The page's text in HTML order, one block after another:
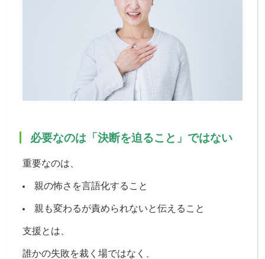
必要なのは「決断を迫ること」ではない
重要なのは、
親の怖さを言語化すること
親も変わるが責められないと伝えること
支援とは、
誰かの失敗を裁く場ではなく、